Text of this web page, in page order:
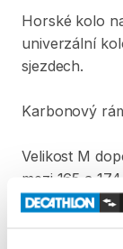
Horské kolo
univerzální
sjezdech.
Karbonový
Velikost M
mezi 165 a 174
helma.